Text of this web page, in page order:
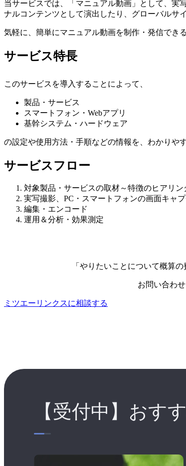
当サービスでは、「マニュアル動画」として、実
ナルコンテンツとして演出したり、グローバルサ
気軽に、簡単にマニュアル動画を制作・発信でき
サービス特長
このサービスを導入することによって、
製品・サービス
スマートフォン・Webアプリ
基幹システム・ハードウェア
の設定や使用方法・手順などの情報を、わかりや
サービスフロー
対象製品・サービスの取材～特徴のヒアリ
実写撮影、PC・スマートフォンの画面キャ
編集・エンコード
運用＆分析・効果測定
「やりたいことについて概算
お問い合わ
ミツエーリンクスに相談する
【受付中】おす